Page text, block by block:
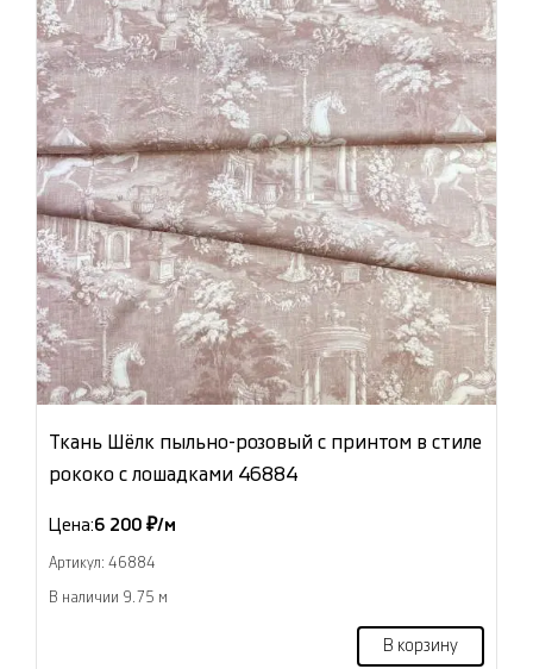
Ткань Шёлк пыльно-розовый с принтом в стиле
рококо с лошадками 46884
Цена:6 200 ₽/м
Артикул: 46884
В наличии 9.75 м
В корзину